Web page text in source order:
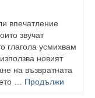
впечатление
звучат
глагола усмихвам
новият
на възвратната
… Продължи